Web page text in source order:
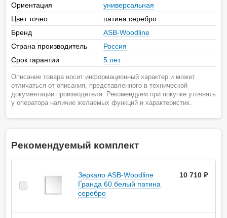
Ориентация
универсальная
Цвет точно
патина серебро
Бренд
ASB-Woodline
Страна производитель
Россия
Срок гарантии
5 лет
Описание товара носит информационный характер и может
отличаться от описания, представленного в технической
документации производителя. Рекомендуем при покупке уточнять
у оператора наличие желаемых функций и характеристик.
Рекомендуемый комплект
Зеркало ASB-Woodline
Гранда 60 белый патина
серебро
10 710 ₽